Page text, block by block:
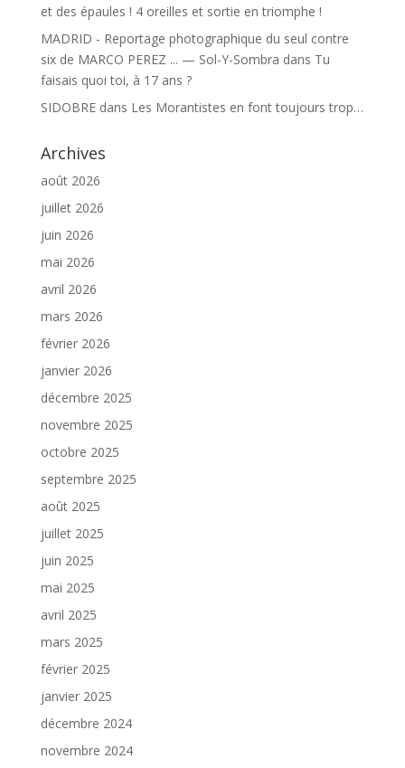
et des épaules ! 4 oreilles et sortie en triomphe !
MADRID - Reportage photographique du seul contre
six de MARCO PEREZ ... — Sol-Y-Sombra dans Tu
faisais quoi toi, à 17 ans ?
SIDOBREdans Les Morantistes en font toujours trop…
Archives
août 2026
juillet 2026
juin 2026
mai 2026
avril 2026
mars 2026
février 2026
janvier 2026
décembre 2025
novembre 2025
octobre 2025
septembre 2025
août 2025
juillet 2025
juin 2025
mai 2025
avril 2025
mars 2025
février 2025
janvier 2025
décembre 2024
novembre 2024